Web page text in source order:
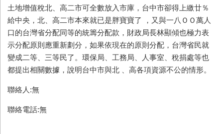
土地增值稅北、高二市可全數放入市庫，台中市卻得上繳廿％
給中央，北、高二市本來就已是胖寶寶了 ，又與一八ＯＯ萬人
口的台灣省分配同等的統籌分配款，財政局長林顯傾也極力表
示分配原則應重新劃分，如果依現在的原則分配，台灣省民就
變成二等、三等民了。環保局、工務局、人事室、稅捐處等也
都提出相關數據，說明台中市與北 、高各項資源不公的情形。
聯絡人:無
聯絡電話:無